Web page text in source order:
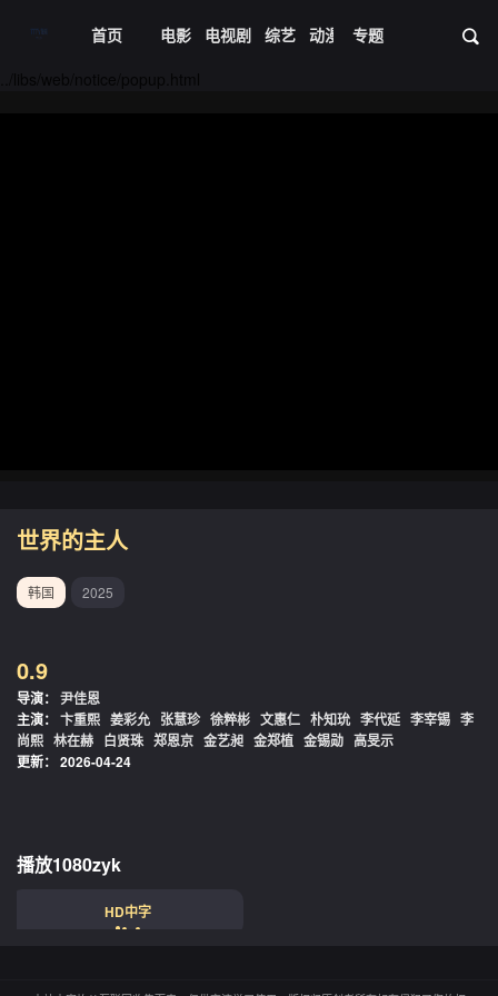
首页 电影 电视剧 综艺 动漫 短剧大全 资
专题
世界的主人
韩国 2025
0.9
导演： 尹佳恩
主演： 卞重熙 姜彩允 张慧珍 徐粹彬 文惠仁 朴知玧 李代延 李宰锡 李
尚熙 林在赫 白贤珠 郑恩京 金艺昶 金郑植 金锡勋 高旻示
更新： 2026-04-24
播放1080zyk
HD中字